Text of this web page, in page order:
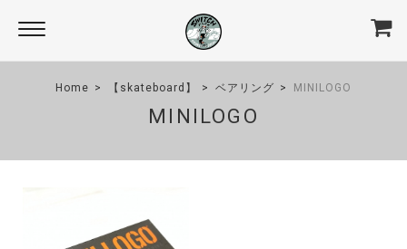
Home 【skateboard】 ベアリング MINILOGO
MINILOGO